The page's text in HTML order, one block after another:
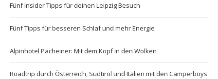
Fünf Insider Tipps für deinen Leipzig Besuch
Fünf Tipps für besseren Schlaf und mehr Energie
Alpinhotel Pacheiner: Mit dem Kopf in den Wolken
Roadtrip durch Österreich, Südtirol und Italien mit den Camperboys